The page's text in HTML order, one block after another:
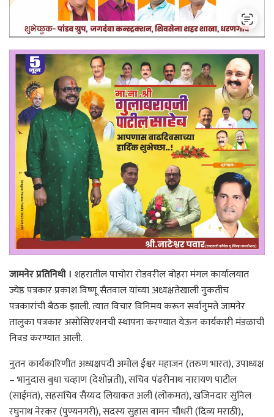
जामनेर प्रतिनिधी । शहरातील पाचोरा रोडवरील बोहरा मंगल कार्यालयात
ज्येष्ठ पत्रकार प्रकाश विष्णू सैतवाल यांच्या अध्यक्षतेखाली नुकतीच
पत्रकारांची बैठक झाली. त्यात विचार विनिमय करून सर्वानुमते जामनेर
तालुका पत्रकार असोसिएशनची स्थापना करण्यात येऊन कार्यकारी मंडळाची
निवड करण्यात आली.
नुतन कार्यकारिणीत अध्यक्षपदी अमोल ईश्वर महाजन (तरुण भारत), उपाध्यक्ष
– भानुदास बुधा चव्हाण (देशोन्नती), सचिव पंढरीनाथ नारायण पाटील
(साईमत), सहसचिव सैय्यद लियाकत अली (लोकमत), खजिनदार सुनिल
रघुनाथ नेरकर (पुण्यनगरी), सदस्य सुहास वामन चौधरी (दिव्य मराठी),